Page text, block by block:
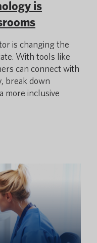
is
is changing the
With tools like
can connect with
break down
more inclusive